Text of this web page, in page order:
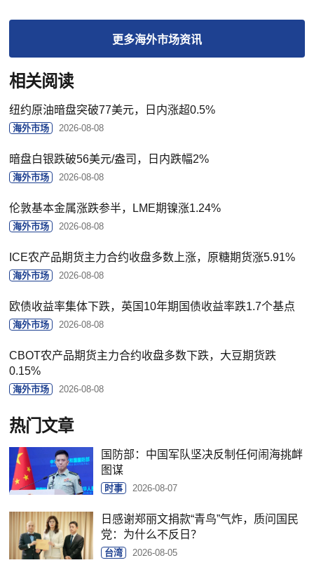
更多海外市场资讯
相关阅读
纽约原油暗盘突破77美元，日内涨超0.5%
海外市场 2026-08-08
暗盘白银跌破56美元/盎司，日内跌幅2%
海外市场 2026-08-08
伦敦基本金属涨跌参半，LME期镍涨1.24%
海外市场 2026-08-08
ICE农产品期货主力合约收盘多数上涨，原糖期货涨5.91%
海外市场 2026-08-08
欧债收益率集体下跌，英国10年期国债收益率跌1.7个基点
海外市场 2026-08-08
CBOT农产品期货主力合约收盘多数下跌，大豆期货跌
0.15%
海外市场 2026-08-08
热门文章
国防部：中国军队坚决反制任何闹海挑衅
图谋
时事 2026-08-07
日感谢郑丽文捐款“青鸟”气炸，质问国民
党：为什么不反日？
台湾 2026-08-05